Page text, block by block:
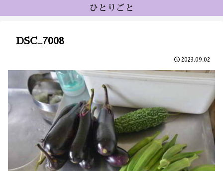
ひとりごと
DSC_7008
2023.09.02